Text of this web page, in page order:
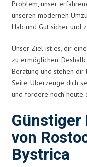
Problem, unser
unseren modernen
Hab und Gut sicher und
Unser Ziel ist es, dir
zu ermöglichen.
Beratung und stehen dir
Seite. Überzeuge dich
und fordere noch heute
von
Bystrica